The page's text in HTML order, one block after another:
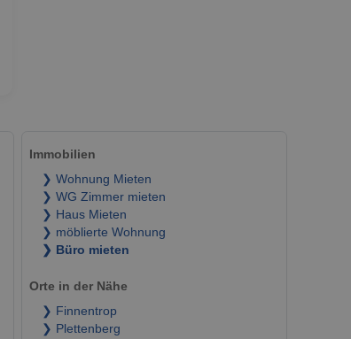
Immobilien
❯ Wohnung Mieten
❯ WG Zimmer mieten
❯ Haus Mieten
❯ möblierte Wohnung
❯ Büro mieten
Orte in der Nähe
❯ Finnentrop
❯ Plettenberg